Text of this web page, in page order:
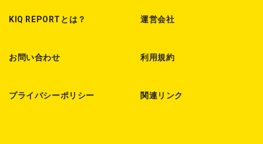
KIQ REPORTとは？ 運営会社
お問い合わせ 利用規約
プライバシーポリシー 関連リンク